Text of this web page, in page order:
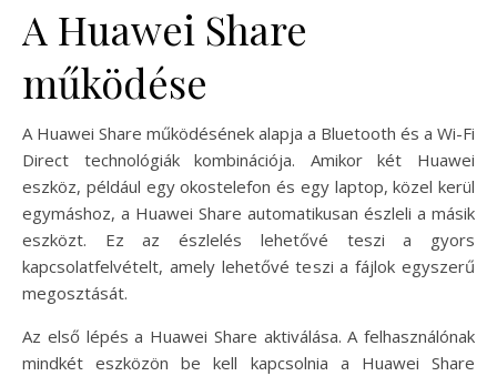
A Huawei Share
működése
A Huawei Share működésének alapja a Bluetooth és a Wi-Fi
Direct technológiák kombinációja. Amikor két Huawei
eszköz, például egy okostelefon és egy laptop, közel kerül
egymáshoz, a Huawei Share automatikusan észleli a másik
eszközt. Ez az észlelés lehetővé teszi a gyors
kapcsolatfelvételt, amely lehetővé teszi a fájlok egyszerű
megosztását.
Az első lépés a Huawei Share aktiválása. A felhasználónak
mindkét eszközön be kell kapcsolnia a Huawei Share